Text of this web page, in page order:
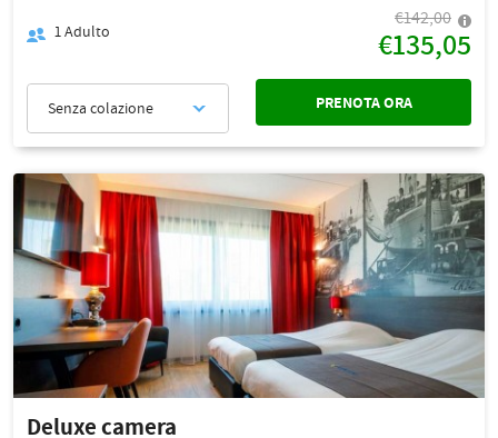
1Adulto
€142,00
€135,05
Senza colazione PRENOTA ORA
Deluxe camera